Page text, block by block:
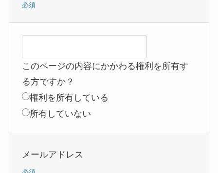
必須
このページの内容にかかわる権利を所有す
る方ですか？
権利を所有している
所有していない
メールアドレス